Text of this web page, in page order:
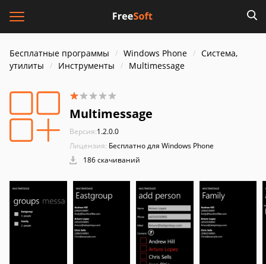
Бесплатные программы Windows Phone
Система,
утилиты
Инструменты Multimessage
Multimessage
Версия:1.2.0.0
Лицензия: Бесплатно для Windows Phone
186 скачиваний